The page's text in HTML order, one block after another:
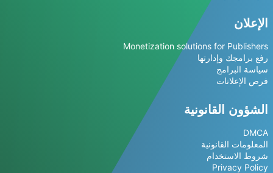
الإعلان
Monetization solutions for Publishers
رفع برامجك وإدارتها
سياسة البرامج
فرص الإعلانات
الشؤون القانونية
DMCA
المعلومات القانونية
شروط الاستخدام
Privacy Policy